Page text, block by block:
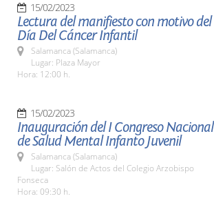
15/02/2023
Lectura del manifiesto con motivo del
Día Del Cáncer Infantil
Salamanca (Salamanca)
Lugar: Plaza Mayor
Hora: 12:00 h.
15/02/2023
Inauguración del I Congreso Nacional
de Salud Mental Infanto Juvenil
Salamanca (Salamanca)
Lugar: Salón de Actos del Colegio Arzobispo
Fonseca
Hora: 09:30 h.